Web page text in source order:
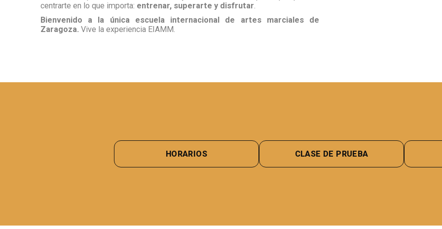
centrarte en lo que importa: entrenar, superarte y disfrutar
Bienvenido a la única escuela internacional de artes marciales de
Zaragoza. Vive la experiencia EIAMM.
HORARIOS CLASE DE PRUEBA